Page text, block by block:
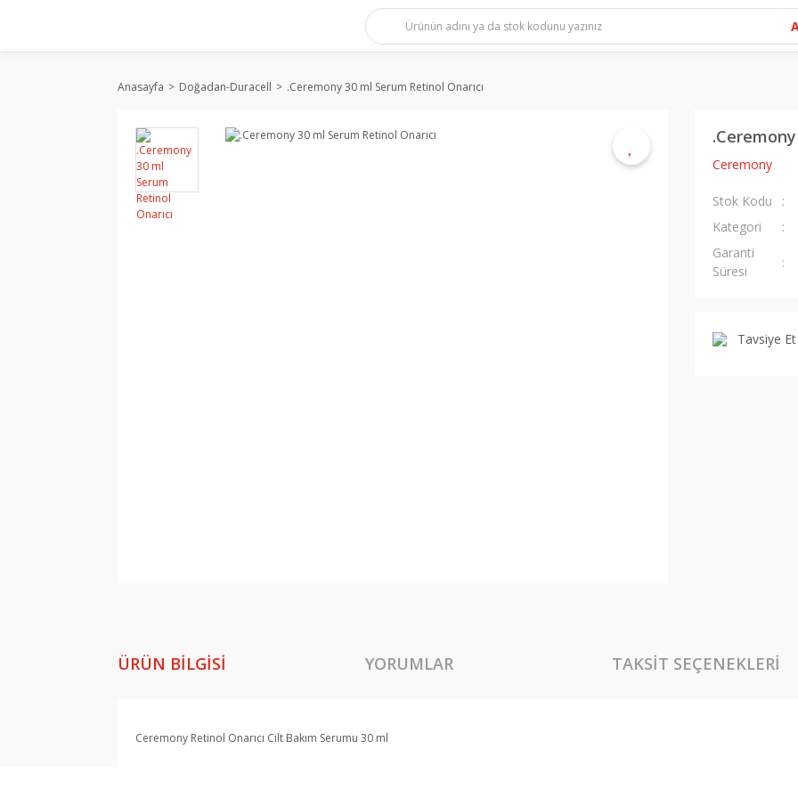
Anasayfa Doğadan-Duracell .Ceremony 30 ml Serum Retinol Onarıcı
Ceremony
Stok Kodu
Kategori
Garanti
Süresi
Tavsiye Et
ÜRÜN BILGISI YORUMLAR TAKSIT SEÇENEKLERI
Ceremony Retinol Onarıcı Cilt Bakım Serumu 30 ml